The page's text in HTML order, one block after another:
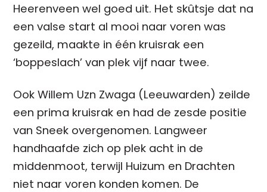
Heerenveen wel goed uit. Het skûtsje dat na
een valse start al mooi naar voren was
gezeild, maakte in één kruisrak een
‘boppeslach’ van plek vijf naar twee.
Ook Willem Uzn Zwaga (Leeuwarden) zeilde
een prima kruisrak en had de zesde positie
van Sneek overgenomen. Langweer
handhaafde zich op plek acht in de
middenmoot, terwijl Huizum en Drachten
niet naar voren konden komen. De